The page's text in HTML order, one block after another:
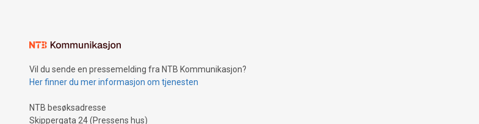
Vil du sende en pressemelding fra NTB Kommunikasjon?
Her finner du mer informasjon om tjenesten
NTB besøksadresse
Skippergata 24 (Pressens hus)